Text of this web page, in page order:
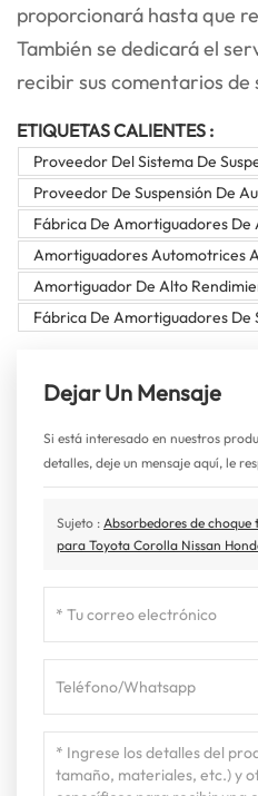
proporcionará hasta que
También se dedicará el
recibir sus comentarios de
ETIQUETAS CALIENTES :
Proveedor Del Sistema De
Proveedor De Suspensión De
Fábrica De Amortiguadores
Amortiguadores Automotrices
Amortiguador De Alto
Fábrica De Amortiguadores De
Dejar Un Mensaje
Si está interesado en nuestros
detalles, deje un mensaje aquí, le
Sujeto : Absorbedores de
para Toyota Corolla Nissan